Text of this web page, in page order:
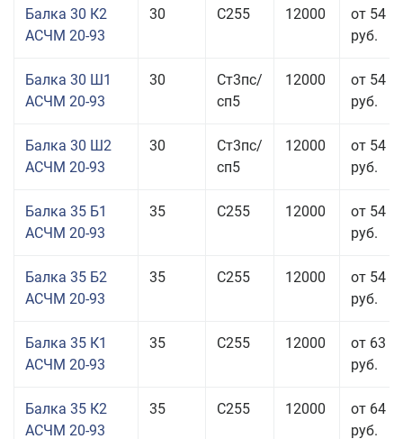
Балка 30 К2
АСЧМ 20-93
30 С255 12000
от 54
руб.
Балка 30 Ш1
АСЧМ 20-93
30
Ст3пс/
сп5
12000
от 54
руб.
Балка 30 Ш2
АСЧМ 20-93
30
Ст3пс/
сп5
12000
от 54
руб.
Балка 35 Б1
АСЧМ 20-93
35 С255 12000
от 54
руб.
Балка 35 Б2
АСЧМ 20-93
35 С255 12000
от 54
руб.
Балка 35 К1
АСЧМ 20-93
35 С255 12000
от 63
руб.
Балка 35 К2
АСЧМ 20-93
35 С255 12000
от 64
руб.